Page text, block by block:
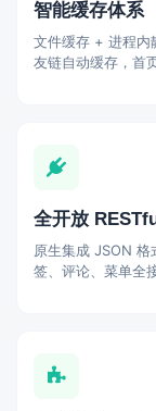
智能缓存体系
文件缓存 + 进程内
友链自动缓存，首
全开放
原生集成 JSON 格
签、评论、菜单全